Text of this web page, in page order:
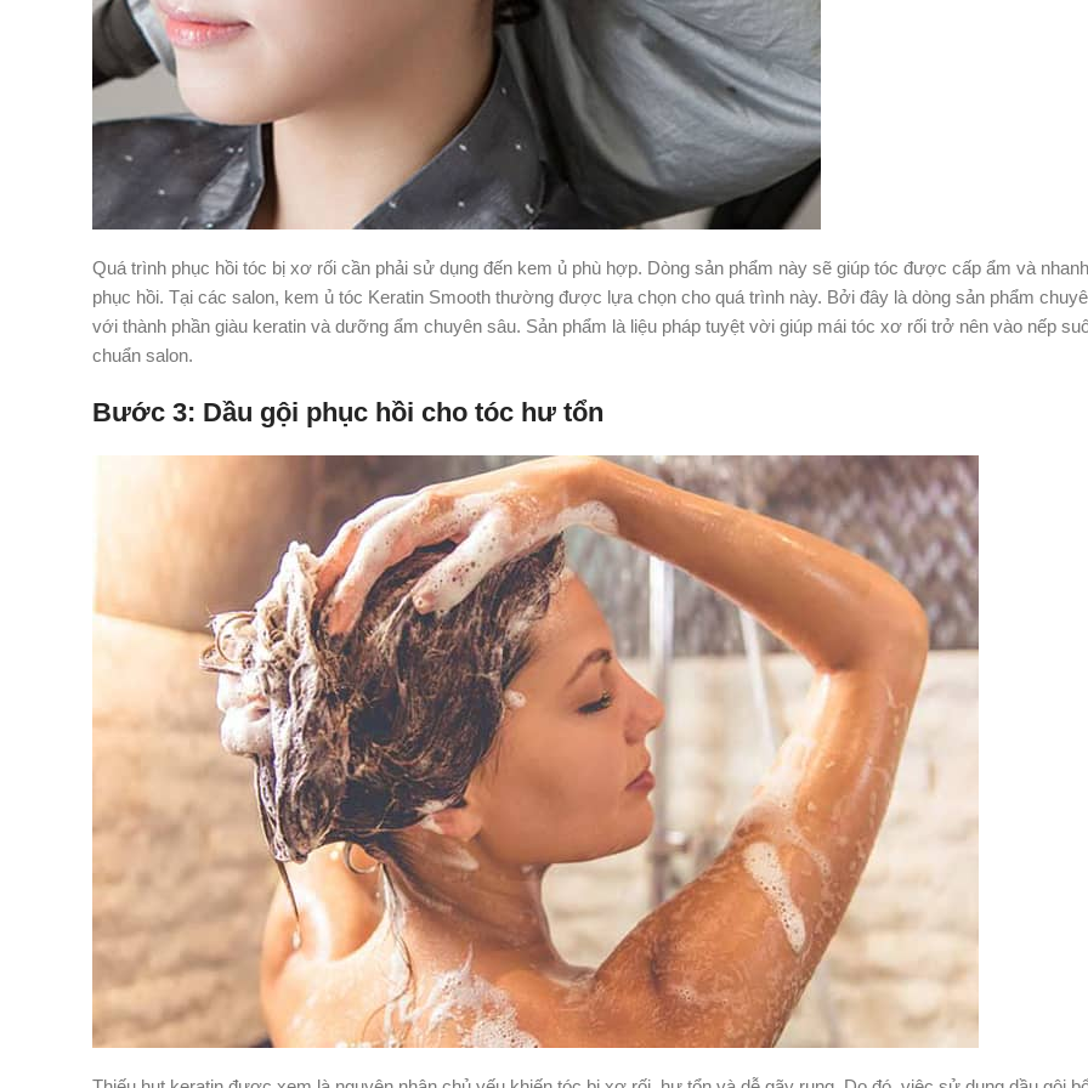
Quá trình phục hồi tóc bị xơ rối cần phải sử dụng đến kem ủ phù hợp. Dòng sản phẩm này sẽ giúp tóc được cấp ẩm và
phục hồi. Tại các salon, kem ủ tóc Keratin Smooth thường được lựa chọn cho quá trình này. Bởi đây là dòng sản phẩm
với thành phần giàu keratin và dưỡng ẩm chuyên sâu. Sản phẩm là liệu pháp tuyệt vời giúp mái tóc xơ rối trở nên vào nếp
chuẩn salon.
Bước 3: Dầu gội phục hồi cho tóc hư tổn